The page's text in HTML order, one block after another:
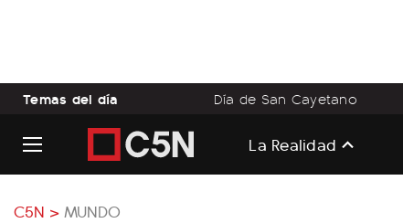
Temas del día Día de San Cayetano
La Realidad
C5N > MUNDO